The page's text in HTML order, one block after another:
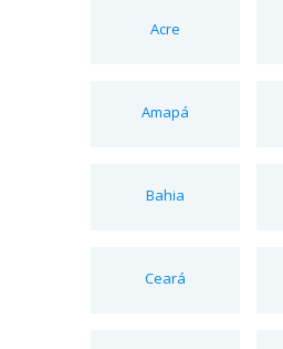
Acre
Amapá
Bahia
Ceará